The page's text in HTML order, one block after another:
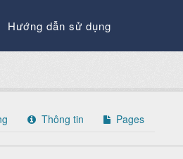
Hướng dẫn sử dụng
Thông tin Pages